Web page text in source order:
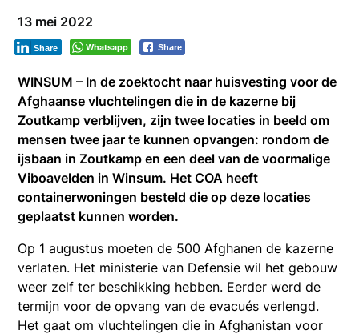
13 mei 2022
Whatsapp Share
Share
WINSUM – In de zoektocht naar huisvesting voor de
Afghaanse vluchtelingen die in de kazerne bij
Zoutkamp verblijven, zijn twee locaties in beeld om
mensen twee jaar te kunnen opvangen: rondom de
ijsbaan in Zoutkamp en een deel van de voormalige
Viboavelden in Winsum. Het COA heeft
containerwoningen besteld die op deze locaties
geplaatst kunnen worden.
Op 1 augustus moeten de 500 Afghanen de kazerne
verlaten. Het ministerie van Defensie wil het gebouw
weer zelf ter beschikking hebben. Eerder werd de
termijn voor de opvang van de evacués verlengd.
Het gaat om vluchtelingen die in Afghanistan voor